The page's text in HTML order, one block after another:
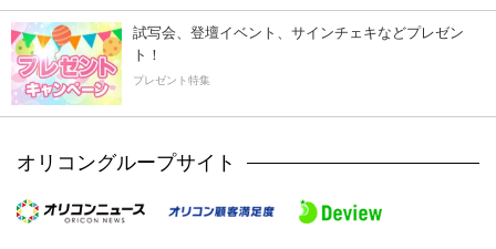
試写会、登壇イベント、サインチェキなどプレゼン
ト！
プレゼント特集
オリコングループサイト